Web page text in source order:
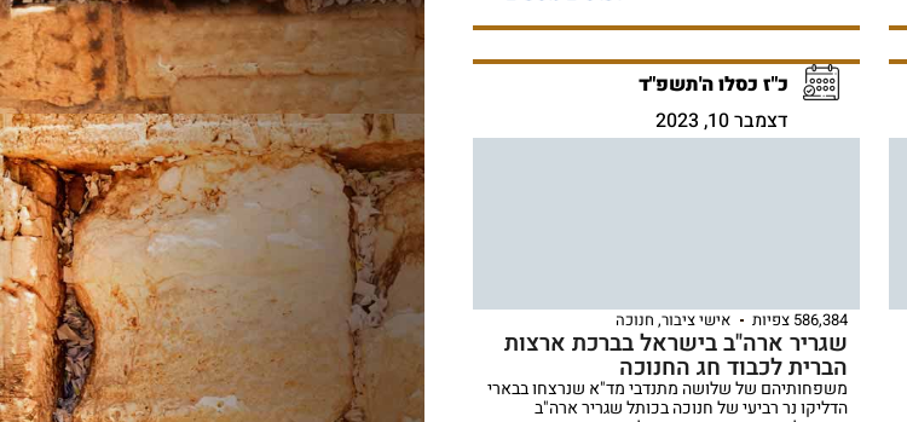
כ"ז כסלו ה'תשפ"ד
דצמבר 10, 2023
586,384 צפיות אישי ציבור, חנוכה
שגריר ארה"ב בישראל בברכת ארצות
הברית לכבוד חג החנוכה
משפחותיהם של שלושה מתנדבי מד"א שנרצחו בבארי
הדליקו נר רביעי של חנוכה בכותל שגריר ארה"ב